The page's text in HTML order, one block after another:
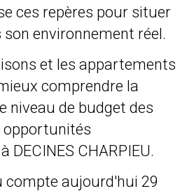
ces repères pour situer
environnement réel.
et les appartements
comprendre la
niveau de budget des
opportunités
DECINES CHARPIEU.
compte aujourd'hui 29